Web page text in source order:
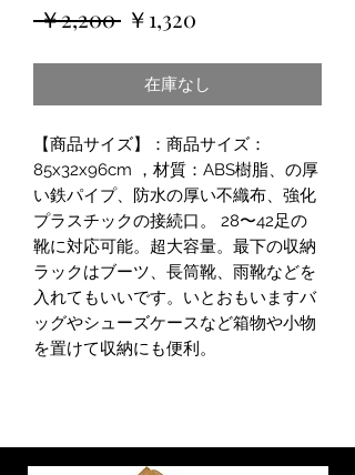
￥2,200 通￥1,320
ル
格
在庫なし
【商品サイズ】：商品サイズ：
85x32x96cm ，材質：ABS樹脂、の厚
い鉄パイプ、防水の厚い不織布、強化
プラスチックの接続口。 28〜42足の
靴に対応可能。超大容量。最下の収納
ラックはブーツ、長筒靴、雨靴などを
入れてもいいです。いとおもいますバ
ッグやシューズケースなど箱物や小物
を置けて収納にも便利。